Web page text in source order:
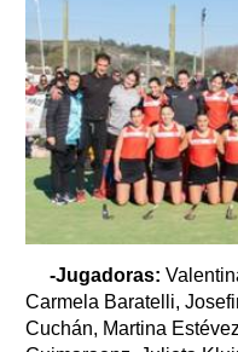
-Jugadoras:
Carmela Baratelli,
Cuchán, Martina